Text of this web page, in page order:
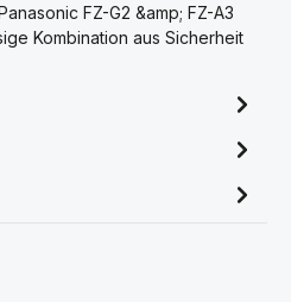
FZ-G2 &amp; FZ-A3
Kombination aus Sicherheit